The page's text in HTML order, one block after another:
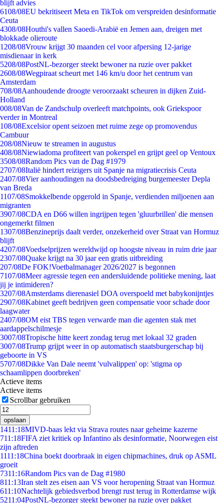
blijft advies
6108/08EU bekritiseert Meta en TikTok om verspreiden desinformatie
Ceuta
4308/08Houthi's vallen Saoedi-Arabië en Jemen aan, dreigen met
blokkade olieroute
1208/08Vrouw krijgt 30 maanden cel voor afpersing 12-jarige
misdienaar in kerk
5208/08PostNL-bezorger steekt bewoner na ruzie over pakket
2608/08Wegpiraat scheurt met 146 km/u door het centrum van
Amsterdam
708/08Aanhoudende droogte veroorzaakt scheuren in dijken Zuid-
Holland
008/08Van de Zandschulp overleeft matchpoints, ook Griekspoor
verder in Montreal
108/08Excelsior opent seizoen met ruime zege op promovendus
Cambuur
208/08Nieuw te streamen in augustus
408/08Niewiadoma profiteert van pokerspel en grijpt geel op Ventoux
3508/08Random Pics van de Dag #1979
2707/08Italië hindert reizigers uit Spanje na migratiecrisis Ceuta
2407/08Vier aanhoudingen na doodsbedreiging burgemeester Depla
van Breda
1107/08Smokkelbende opgerold in Spanje, verdienden miljoenen aan
migranten
3907/08CDA en D66 willen ingrijpen tegen 'gluurbrillen' die mensen
ongemerkt filmen
1307/08Benzineprijs daalt verder, onzekerheid over Straat van Hormuz
blijft
4207/08Voedselprijzen wereldwijd op hoogste niveau in ruim drie jaar
2307/08Quake krijgt na 30 jaar een gratis uitbreiding
207/08De FOK!Voetbalmanager 2026/2027 is begonnen
7107/08Meer agressie tegen een andersluidende politieke mening, laat
jij je intimideren?
3207/08Amsterdams dierenasiel DOA overspoeld met babykonijntjes
2907/08Kabinet geeft bedrijven geen compensatie voor schade door
laagwater
2407/08OM eist TBS tegen verwarde man die agenten stak met
aardappelschilmesje
3007/08Tropische hitte keert zondag terug met lokaal 32 graden
3007/08Trump grijpt weer in op automatisch staatsburgerschap bij
geboorte in VS
5707/08Dikke Van Dale neemt 'vulvalippen' op: 'stigma op
schaamlippen doorbreken'
Actieve items
Actieve items
Scrollbar gebruiken
opslaan
1411:18MIVD-baas lekt via Strava routes naar geheime kazerne
711:18FIFA ziet kritiek op Infantino als desinformatie, Noorwegen eist
zijn aftreden
1111:18China boekt doorbraak in eigen chipmachines, druk op ASML
groeit
7311:16Random Pics van de Dag #1980
811:13Iran stelt zes eisen aan VS voor heropening Straat van Hormuz
611:10Nachtelijk gebiedsverbod brengt rust terug in Rotterdamse wijk
5211:04PostNL-bezorger steekt bewoner na ruzie over pakket